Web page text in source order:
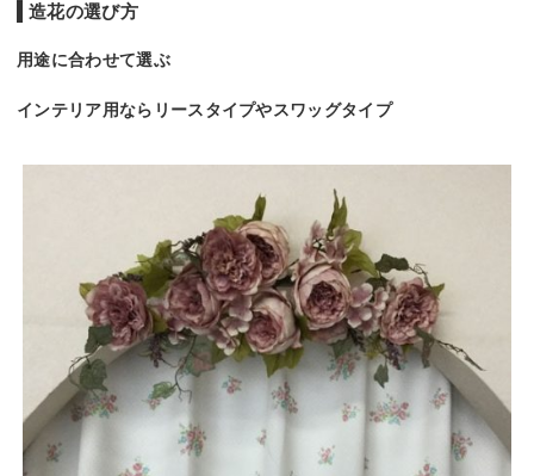
造花の選び方
用途に合わせて選ぶ
インテリア用ならリースタイプやスワッグタイプ